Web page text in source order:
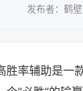
发布者：鹤
胜率辅助是一